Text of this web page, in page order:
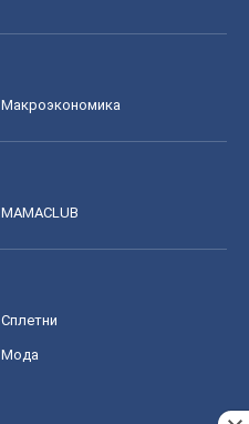
Mакроэкономика
MAMACLUB
Сплетни
Мода